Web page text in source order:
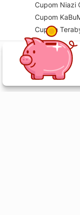
Cupom Niazi
Cupom
Cupom